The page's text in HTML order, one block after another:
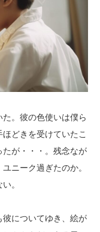
。彼の色使いは僕ら
どきを受けていたこ
たが・・・。残念なが
ニーク過ぎたのか。
。
についてゆき、絵が